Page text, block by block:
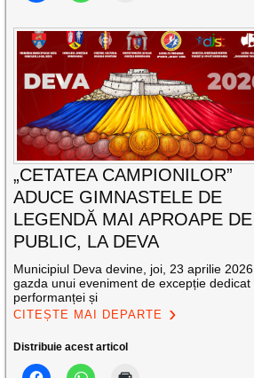
„CETATEA CAMPIONILOR”
ADUCE GIMNASTELE DE
LEGENDĂ MAI APROAPE DE
PUBLIC, LA DEVA
Municipiul Deva devine, joi, 23 aprilie 2026,
gazda unui eveniment de excepție dedicat
performanței și
CITEȘTE MAI DEPARTE
Distribuie acest articol